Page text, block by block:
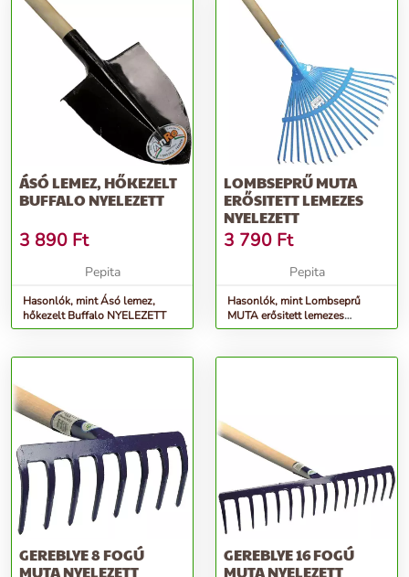
ÁSÓ LEMEZ, HŐKEZELT
BUFFALO NYELEZETT
3 890 Ft
Pepita
Hasonlók, mint Ásó lemez,
hőkezelt Buffalo NYELEZETT
LOMBSEPRŰ MUTA
ERŐSITETT LEMEZES
NYELEZETT
3 790 Ft
Pepita
Hasonlók, mint Lombseprű
MUTA erősitett lemezes
NYELEZETT
GEREBLYE 8 FOGÚ
MUTA NYELEZETT
GEREBLYE 16 FOGÚ
MUTA NYELEZETT